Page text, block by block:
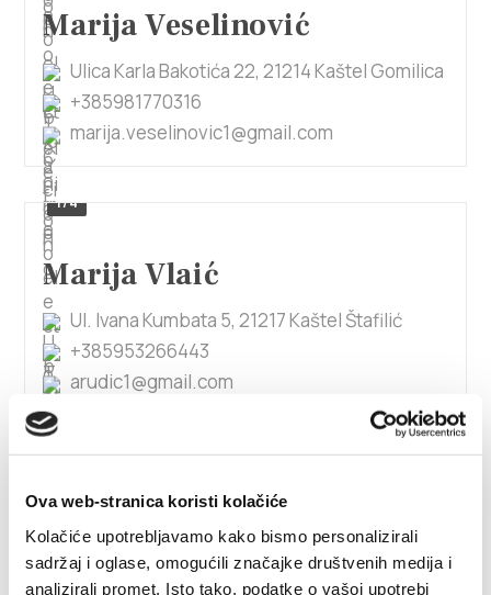
Ova web-stranica koristi kolačiće
Kolačiće upotrebljavamo kako bismo personalizirali
sadržaj i oglase, omogućili značajke društvenih medija i
analizirali promet. Isto tako, podatke o vašoj upotrebi
Marija Veselinović
Ulica Karla Bakotića 22, 21214 Kaštel Gomilica
+385981770316
marija.veselinovic1@gmail.com
1/4
Marija Vlaić
Ul. Ivana Kumbata 5, 21217 Kaštel Štafilić
+385953266443
arudic1@gmail.com
1/4
Marijan Raspudić
Put Smokvinca 49, 21217 Kaštel Stari